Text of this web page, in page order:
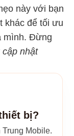
này với bạn
khác để tối ưu
mình. Đừng
nhật
bị?
Mobile.